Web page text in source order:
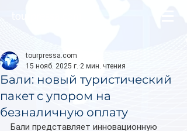
Бали: новый туристический
пакет с упором на
безналичную оплату
tourpressa.com
15 нояб. 2025 г. 2 мин. чтения
Бали представляет инновационную